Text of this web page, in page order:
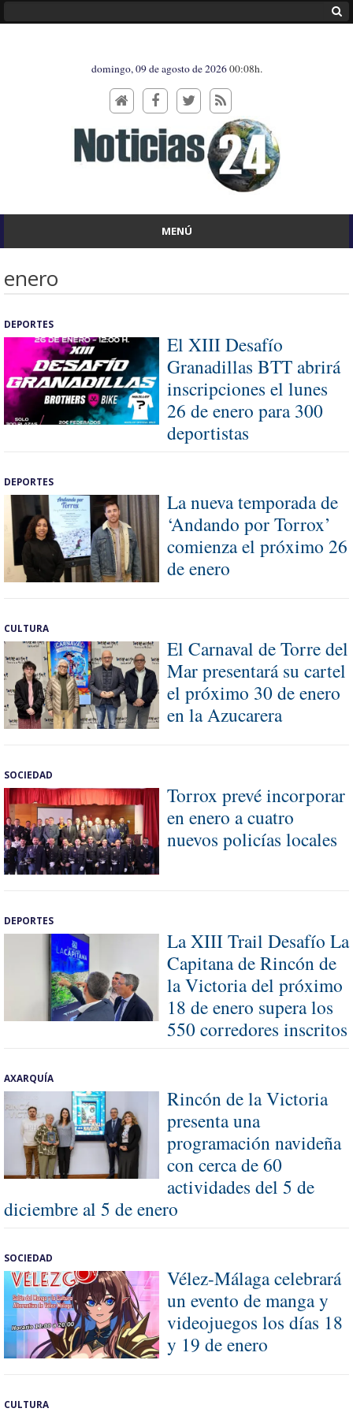
domingo, 09 de agosto de 202600:08h.
MENÚ
enero
DEPORTES
El XIII Desafío
Granadillas BTT abrirá
inscripciones el lunes
26 de enero para 300
deportistas
DEPORTES
La nueva temporada de
‘Andando por Torrox’
comienza el próximo 26
de enero
CULTURA
El Carnaval de Torre del
Mar presentará su cartel
el próximo 30 de enero
en la Azucarera
SOCIEDAD
Torrox prevé incorporar
en enero a cuatro
nuevos policías locales
DEPORTES
La XIII Trail Desafío La
Capitana de Rincón de
la Victoria del próximo
18 de enero supera los
550 corredores inscritos
AXARQUÍA
Rincón de la Victoria
presenta una
programación navideña
con cerca de 60
actividades del 5 de
diciembre al 5 de enero
SOCIEDAD
Vélez-Málaga celebrará
un evento de manga y
videojuegos los días 18
y 19 de enero
CULTURA